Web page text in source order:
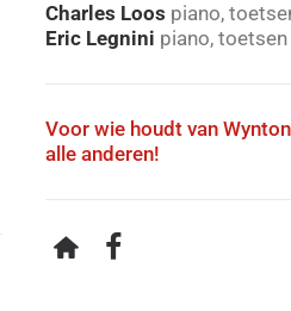
Charles Loos piano,
Eric Legnini piano, toetsen
Voor wie houdt van
alle anderen!